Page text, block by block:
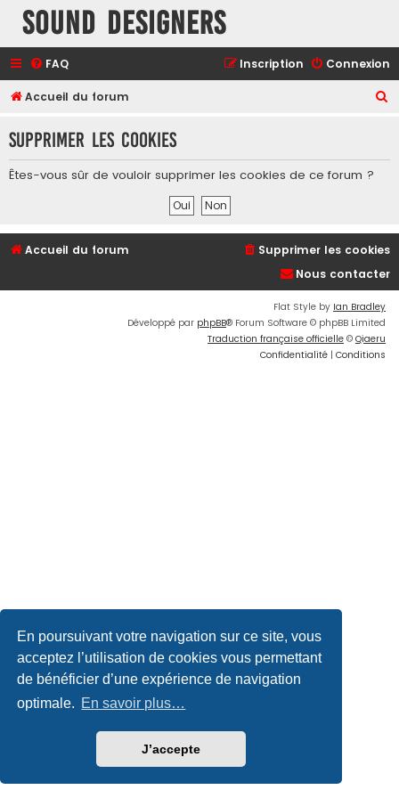
En poursuivant votre navigation sur ce site, vous
acceptez l’utilisation de cookies vous permettant
de bénéficier d’une expérience de navigation
optimale. En savoir plus…
J’accepte
Sound Designers
FAQ Connexion
Inscription
Accueil du forum
h
c
h
Supprimer les cookies
Êtes-vous sûr de vouloir supprimer les cookies de ce forum ?
Accueil du forum
Supprimer les cookies
Nous contacter
Flat Style by Ian Bradley
Développé par phpBB® Forum Software © phpBB Limited
Traduction française officielle © Qiaeru
Confidentialité | Conditions